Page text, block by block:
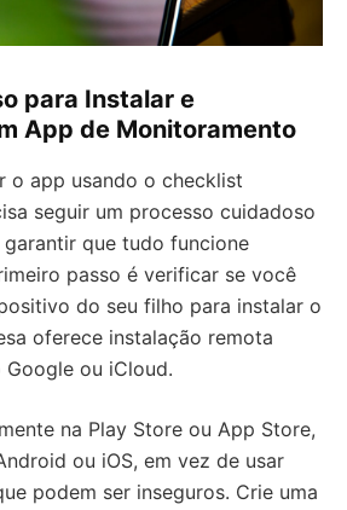
para Instalar e
App de Monitoramento
o app usando o checklist
seguir um processo cuidadoso
que tudo funcione
passo é verificar se você
do seu filho para instalar o
oferece instalação remota
ou iCloud.
na Play Store ou App Store,
ou iOS, em vez de usar
podem ser inseguros. Crie uma